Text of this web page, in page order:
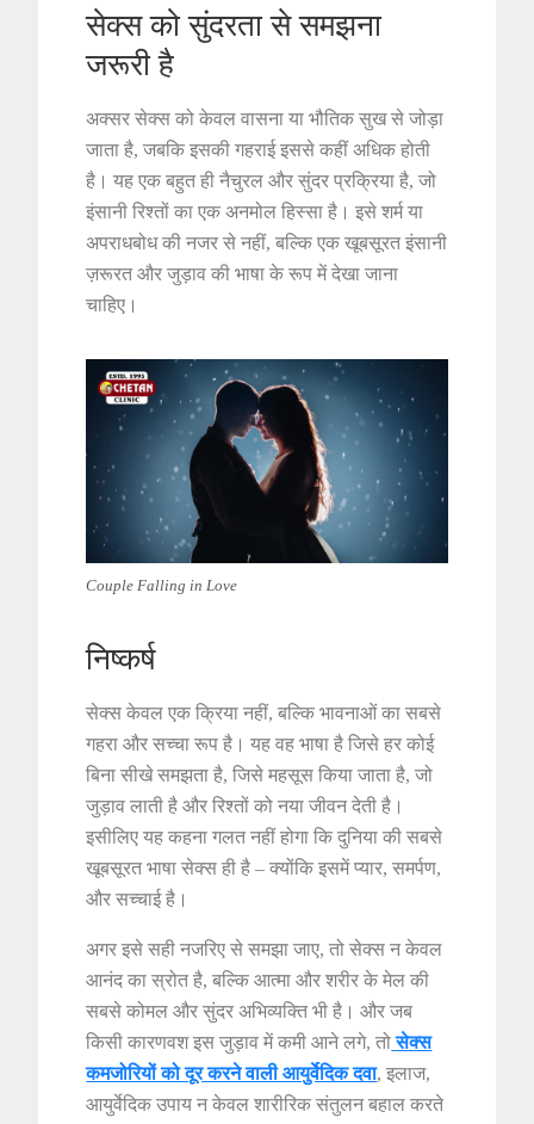
सेक्स को सुंदरता से समझना
जरूरी है
अक्सर सेक्स को केवल वासना या भौतिक सुख से जोड़ा
जाता है, जबकि इसकी गहराई इससे कहीं अधिक होती
है। यह एक बहुत ही नैचुरल और सुंदर प्रक्रिया है, जो
इंसानी रिश्तों का एक अनमोल हिस्सा है। इसे शर्म या
अपराधबोध की नजर से नहीं, बल्कि एक खूबसूरत इंसानी
ज़रूरत और जुड़ाव की भाषा के रूप में देखा जाना
चाहिए।
Couple Falling in Love
निष्कर्ष
सेक्स केवल एक क्रिया नहीं, बल्कि भावनाओं का सबसे
गहरा और सच्चा रूप है। यह वह भाषा है जिसे हर कोई
बिना सीखे समझता है, जिसे महसूस किया जाता है, जो
जुड़ाव लाती है और रिश्तों को नया जीवन देती है।
इसीलिए यह कहना गलत नहीं होगा कि दुनिया की सबसे
खूबसूरत भाषा सेक्स ही है – क्योंकि इसमें प्यार, समर्पण,
और सच्चाई है।
अगर इसे सही नजरिए से समझा जाए, तो सेक्स न केवल
आनंद का स्रोत है, बल्कि आत्मा और शरीर के मेल की
सबसे कोमल और सुंदर अभिव्यक्ति भी है। और जब
किसी कारणवश इस जुड़ाव में कमी आने लगे, तो सेक्स
कमजोरियों को दूर करने वाली आयुर्वेदिक दवा, इलाज,
आयुर्वेदिक उपाय न केवल शारीरिक संतुलन बहाल करते